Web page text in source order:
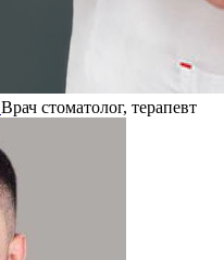
Врач стоматолог, терапевт